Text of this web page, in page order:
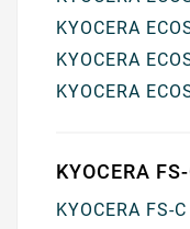
KYOCERA
KYOCERA
KYOCERA
KYOCERA
KYOCERA FS-